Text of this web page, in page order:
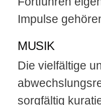
Impulse
MUSIK
Die vielfältige
sorgfältig